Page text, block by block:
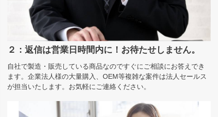
２：返信は営業日時間内に！お待たせしません。
自社で製造・販売している商品なのですぐにご相談にお答えでき
ます。企業法人様の大量購入、OEM等複雑な案件は法人セールス
が担当いたします。お気軽にご連絡ください。